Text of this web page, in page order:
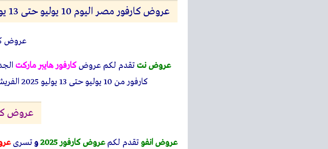
عروض كارفور مصر اليوم 10 يوليو حتى 13 يوليو 2025 الفريش بجميع الفروع
عروض
عروض نتتقدم لكم عروضكارفور هايبر ماركت
كارفور من 10 يوليو حتى 13 يوليو 2025 الفريش اوحتى نفاذ الكمية بجميع فروع كارفور هايبر وماركت.
عروض
عروض انفوتقدم لكمعروض كارفور 2025 وتسرى